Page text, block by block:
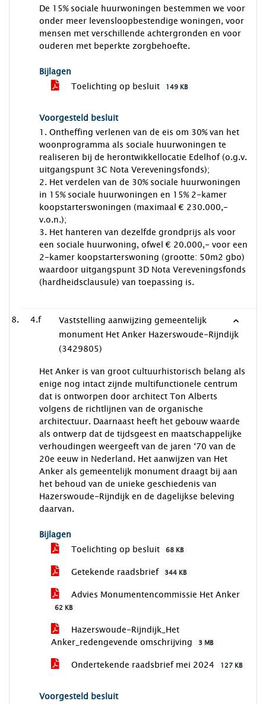
De 15% sociale huurwoningen bestemmen we voor
onder meer levensloopbestendige woningen, voor
mensen met verschillende achtergronden en voor
ouderen met beperkte zorgbehoefte.
Bijlagen
Toelichting op besluit
149 KB
Voorgesteld besluit
1. Ontheffing verlenen van de eis om 30% van het
woonprogramma als sociale huurwoningen te
realiseren bij de herontwikkellocatie Edelhof (o.g.v.
uitgangspunt 3C Nota Vereveningsfonds);
2. Het verdelen van de 30% sociale huurwoningen
in 15% sociale huurwoningen en 15% 2-kamer
koopstarterswoningen (maximaal € 230.000,-
v.o.n.);
3. Het hanteren van dezelfde grondprijs als voor
een sociale huurwoning, ofwel € 20.000,- voor een
2-kamer koopstarterswoning (grootte: 50m2 gbo)
waardoor uitgangspunt 3D Nota Vereveningsfonds
(hardheidsclausule) van toepassing is.
4.f
Vaststelling aanwijzing gemeentelijk
monument Het Anker Hazerswoude-Rijndijk
(3429805)
Het Anker is van groot cultuurhistorisch belang als
enige nog intact zijnde multifunctionele centrum
dat is ontworpen door architect Ton Alberts
volgens de richtlijnen van de organische
architectuur. Daarnaast heeft het gebouw waarde
als ontwerp dat de tijdsgeest en maatschappelijke
verhoudingen weergeeft van de jaren ‘70 van de
20e eeuw in Nederland. Het aanwijzen van Het
Anker als gemeentelijk monument draagt bij aan
het behoud van de unieke geschiedenis van
Hazerswoude-Rijndijk en de dagelijkse beleving
daarvan.
Bijlagen
Toelichting op besluit
68 KB
Getekende raadsbrief 344 KB
Advies Monumentencommissie Het Anker
62 KB
Hazerswoude-Rijndijk_Het
Anker_redengevende omschrijving
3 MB
Ondertekende raadsbrief mei 2024 127 KB
Voorgesteld besluit